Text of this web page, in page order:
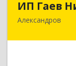
ИП Гаев
Александров
601650,